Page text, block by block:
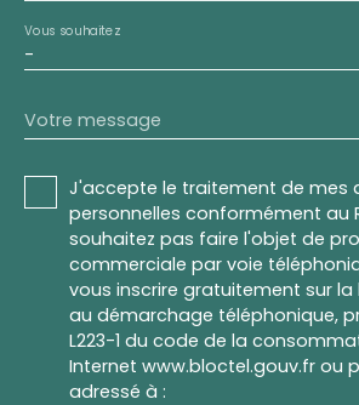
-
Vous souhaitez
Votre message
J'accepte le traitement de mes
personnelles conformément au
souhaitez pas faire l'objet de
commerciale par voie
vous inscrire gratuitement sur
au démarchage téléphonique,
L223-1 du code de la
Internet www.bloctel.gouv.fr ou
adressé à :